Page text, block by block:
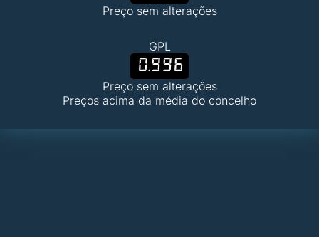
Preço sem alterações
GPL
0.996
Preço sem alterações
Preços acima da média do concelho